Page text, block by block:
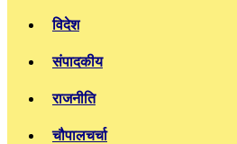
विदेश
संपादकीय
राजनीति
चौपालचर्चा